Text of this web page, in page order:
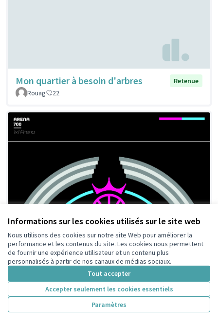
Informations sur les cookies utilisés sur le site web
Nous utilisons des cookies sur notre site Web pour améliorer la
performance et les contenus du site. Les cookies nous permettent
de fournir une expérience utilisateur et un contenu plus
personnalisés à partir de nos canaux de médias sociaux.
Tout accepter
Accepter seulement les cookies essentiels
Paramètres
Mon quartier à besoin d'arbres
Retenue
Rouag
22
Projet pour un terrain de basket ball
public à Colombes
Retenue
One x One Arena 201